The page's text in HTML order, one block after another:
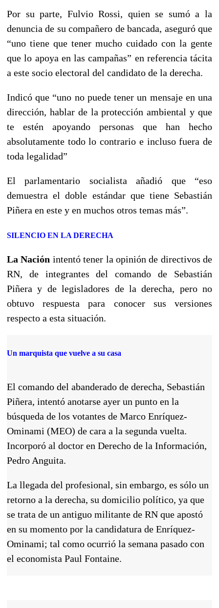
Por su parte, Fulvio Rossi, quien se sumó a la
denuncia de su compañero de bancada, aseguró que
“uno tiene que tener mucho cuidado con la gente
que lo apoya en las campañas” en referencia tácita
a este socio electoral del candidato de la derecha.
Indicó que “uno no puede tener un mensaje en una
dirección, hablar de la protección ambiental y que
te estén apoyando personas que han hecho
absolutamente todo lo contrario e incluso fuera de
toda legalidad”
El parlamentario socialista añadió que “eso
demuestra el doble estándar que tiene Sebastián
Piñera en este y en muchos otros temas más”.
SILENCIO EN LA DERECHA
La Nación intentó tener la opinión de directivos de
RN, de integrantes del comando de Sebastián
Piñera y de legisladores de la derecha, pero no
obtuvo respuesta para conocer sus versiones
respecto a esta situación.
Un marquista que vuelve a su casa
El comando del abanderado de derecha, Sebastián
Piñera, intentó anotarse ayer un punto en la
búsqueda de los votantes de Marco Enríquez-
Ominami (MEO) de cara a la segunda vuelta.
Incorporó al doctor en Derecho de la Información,
Pedro Anguita.
La llegada del profesional, sin embargo, es sólo un
retorno a la derecha, su domicilio político, ya que
se trata de un antiguo militante de RN que apostó
en su momento por la candidatura de Enríquez-
Ominami; tal como ocurrió la semana pasado con
el economista Paul Fontaine.